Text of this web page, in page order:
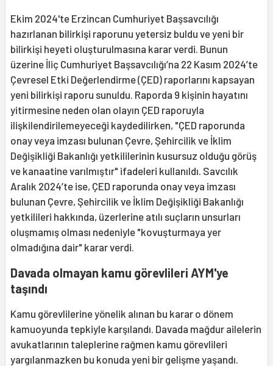
Ekim 2024'te Erzincan Cumhuriyet Başsavcılığı
hazırlanan bilirkişi raporunu yetersiz buldu ve yeni bir
bilirkişi heyeti oluşturulmasına karar verdi. Bunun
üzerine İliç Cumhuriyet Başsavcılığı’na 22 Kasım 2024’te
Çevresel Etki Değerlendirme (ÇED) raporlarını kapsayan
yeni bilirkişi raporu sunuldu. Raporda 9 kişinin hayatını
yitirmesine neden olan olayın ÇED raporuyla
ilişkilendirilemeyeceği kaydedilirken, "ÇED raporunda
onay veya imzası bulunan Çevre, Şehircilik ve İklim
Değişikliği Bakanlığı yetkililerinin kusursuz olduğu görüş
ve kanaatine varılmıştır" ifadeleri kullanıldı. Savcılık
Aralık 2024’te ise, ÇED raporunda onay veya imzası
bulunan Çevre, Şehircilik ve İklim Değişikliği Bakanlığı
yetkilileri hakkında, üzerlerine atılı suçların unsurları
oluşmamış olması nedeniyle "kovuşturmaya yer
olmadığına dair" karar verdi.
Davada olmayan kamu görevlileri AYM'ye
taşındı
Kamu görevlilerine yönelik alınan bu karar o dönem
kamuoyunda tepkiyle karşılandı. Davada mağdur ailelerin
avukatlarının taleplerine rağmen kamu görevlileri
yargılanmazken bu konuda yeni bir gelişme yaşandı.